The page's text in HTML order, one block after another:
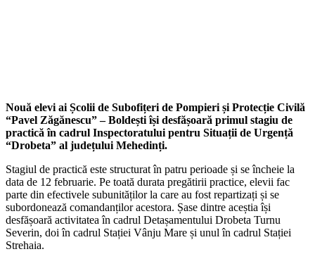
Nouă elevi ai Școlii de Subofițeri de Pompieri și Protecție Civilă
“Pavel Zăgănescu” – Boldești își desfășoară primul stagiu de
practică în cadrul Inspectoratului pentru Situații de Urgență
“Drobeta” al județului Mehedinți.
Stagiul de practică este structurat în patru perioade și se încheie la
data de 12 februarie. Pe toată durata pregătirii practice, elevii fac
parte din efectivele subunităților la care au fost repartizați și se
subordonează comandanților acestora. Șase dintre aceștia își
desfășoară activitatea în cadrul Detașamentului Drobeta Turnu
Severin, doi în cadrul Stației Vânju Mare și unul în cadrul Stației
Strehaia.